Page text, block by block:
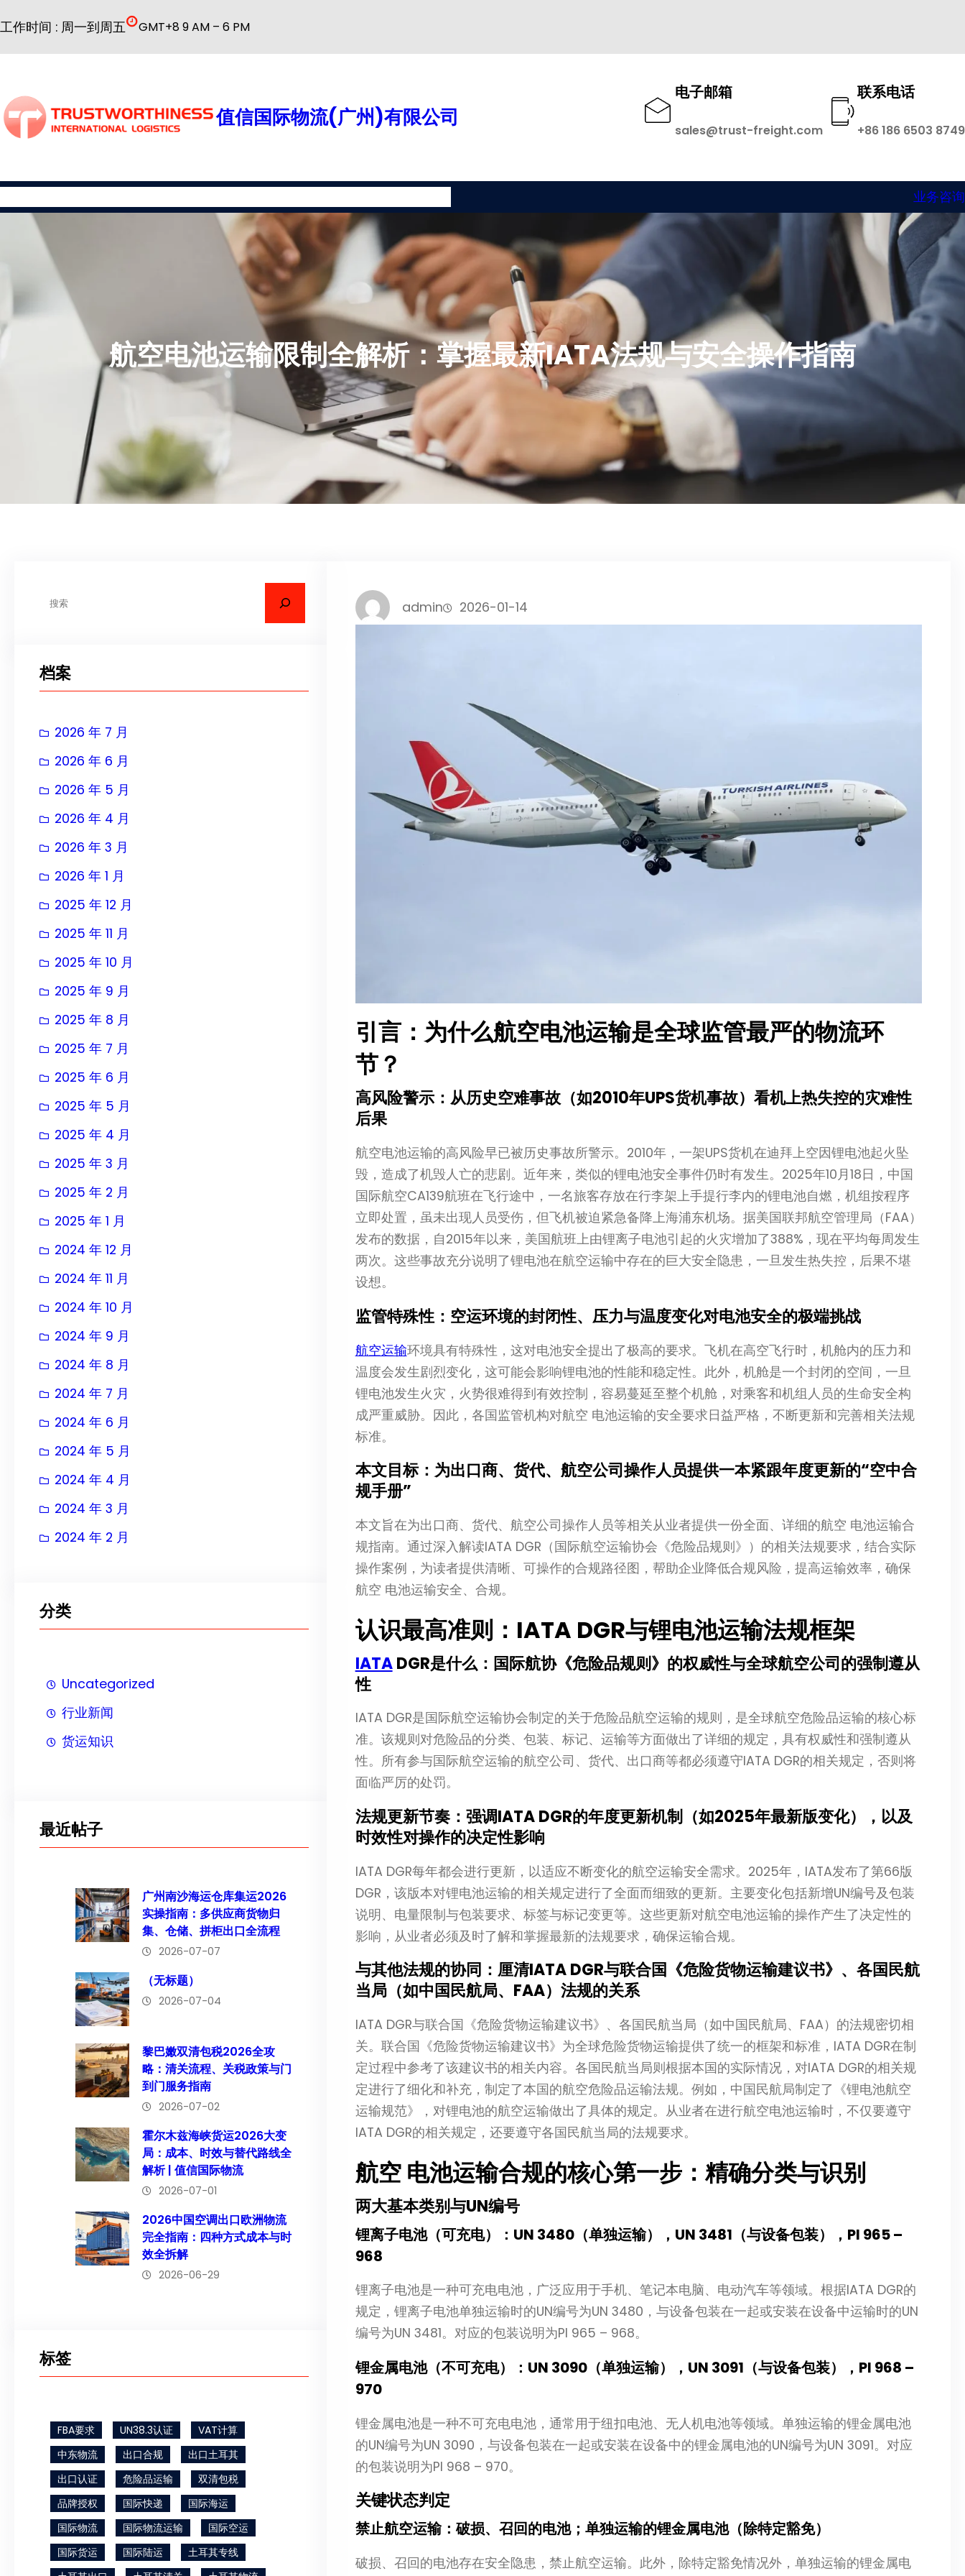
至
内
工作时间 : 周一到周五 GMT+8 9 AM – 6 PM
值信国际物流(广州)有限公司
电子邮箱
sales@trust-freight.com
联系电话
+86 186 6503 8749
业务咨询
航空电池运输限制全解析：掌握最新IATA法规与安全操作指南
档案
2026 年 7 月
2026 年 6 月
2026 年 5 月
2026 年 4 月
2026 年 3 月
2026 年 1 月
2025 年 12 月
2025 年 11 月
2025 年 10 月
2025 年 9 月
2025 年 8 月
2025 年 7 月
2025 年 6 月
2025 年 5 月
2025 年 4 月
2025 年 3 月
2025 年 2 月
2025 年 1 月
2024 年 12 月
2024 年 11 月
2024 年 10 月
2024 年 9 月
2024 年 8 月
2024 年 7 月
2024 年 6 月
2024 年 5 月
2024 年 4 月
2024 年 3 月
2024 年 2 月
分类
Uncategorized
行业新闻
货运知识
最近帖子
广州南沙海运仓库集运2026
实操指南：多供应商货物归
集、仓储、拼柜出口全流程
2026-07-07
（无标题）
2026-07-04
黎巴嫩双清包税2026全攻
略：清关流程、关税政策与门
到门服务指南
2026-07-02
霍尔木兹海峡货运2026大变
局：成本、时效与替代路线全
解析 | 值信国际物流
2026-07-01
2026中国空调出口欧洲物流
完全指南：四种方式成本与时
效全拆解
2026-06-29
标签
FBA要求 UN38.3认证
VAT计算
中东物流
出口合规
出口土耳其
出口认证
危险品运输
双清包税
品牌授权
国际快递
国际海运
国际物流
国际物流运输
国际空运
国际货运
国际陆运
土耳其专线
admin 2026-01-14
引言：为什么航空电池运输是全球监管最严的物流环
节？
高风险警示：从历史空难事故（如2010年UPS货机事故）看机上热失控的灾难性
后果
航空电池运输的高风险早已被历史事故所警示。2010年，一架UPS货机在迪拜上空因锂电池起火坠
毁，造成了机毁人亡的悲剧。近年来，类似的锂电池安全事件仍时有发生。2025年10月18日，中国
国际航空CA139航班在飞行途中，一名旅客存放在行李架上手提行李内的锂电池自燃，机组按程序
立即处置，虽未出现人员受伤，但飞机被迫紧急备降上海浦东机场。据美国联邦航空管理局（FAA）
发布的数据，自2015年以来，美国航班上由锂离子电池引起的火灾增加了388%，现在平均每周发生
两次。这些事故充分说明了锂电池在航空运输中存在的巨大安全隐患，一旦发生热失控，后果不堪
设想。
监管特殊性：空运环境的封闭性、压力与温度变化对电池安全的极端挑战
航空运输环境具有特殊性，这对电池安全提出了极高的要求。飞机在高空飞行时，机舱内的压力和
温度会发生剧烈变化，这可能会影响锂电池的性能和稳定性。此外，机舱是一个封闭的空间，一旦
锂电池发生火灾，火势很难得到有效控制，容易蔓延至整个机舱，对乘客和机组人员的生命安全构
成严重威胁。因此，各国监管机构对航空 电池运输的安全要求日益严格，不断更新和完善相关法规
标准。
本文目标：为出口商、货代、航空公司操作人员提供一本紧跟年度更新的“空中合
规手册”
本文旨在为出口商、货代、航空公司操作人员等相关从业者提供一份全面、详细的航空 电池运输合
规指南。通过深入解读IATA DGR（国际航空运输协会《危险品规则》）的相关法规要求，结合实际
操作案例，为读者提供清晰、可操作的合规路径图，帮助企业降低合规风险，提高运输效率，确保
航空 电池运输安全、合规。
认识最高准则：IATA DGR与锂电池运输法规框架
IATADGR是什么：国际航协《危险品规则》的权威性与全球航空公司的强制遵从
性
IATA DGR是国际航空运输协会制定的关于危险品航空运输的规则，是全球航空危险品运输的核心标
准。该规则对危险品的分类、包装、标记、运输等方面做出了详细的规定，具有权威性和强制遵从
性。所有参与国际航空运输的航空公司、货代、出口商等都必须遵守IATA DGR的相关规定，否则将
面临严厉的处罚。
法规更新节奏：强调IATA DGR的年度更新机制（如2025年最新版变化），以及
时效性对操作的决定性影响
IATA DGR每年都会进行更新，以适应不断变化的航空运输安全需求。2025年，IATA发布了第66版
DGR，该版本对锂电池运输的相关规定进行了全面而细致的更新。主要变化包括新增UN编号及包装
说明、电量限制与包装要求、标签与标记变更等。这些更新对航空电池运输的操作产生了决定性的
影响，从业者必须及时了解和掌握最新的法规要求，确保运输合规。
与其他法规的协同：厘清IATA DGR与联合国《危险货物运输建议书》、各国民航
当局（如中国民航局、FAA）法规的关系
IATA DGR与联合国《危险货物运输建议书》、各国民航当局（如中国民航局、FAA）的法规密切相
关。联合国《危险货物运输建议书》为全球危险货物运输提供了统一的框架和标准，IATA DGR在制
定过程中参考了该建议书的相关内容。各国民航当局则根据本国的实际情况，对IATA DGR的相关规
定进行了细化和补充，制定了本国的航空危险品运输法规。例如，中国民航局制定了《锂电池航空
运输规范》，对锂电池的航空运输做出了具体的规定。从业者在进行航空电池运输时，不仅要遵守
IATA DGR的相关规定，还要遵守各国民航当局的法规要求。
航空 电池运输合规的核心第一步：精确分类与识别
两大基本类别与UN编号
锂离子电池（可充电）：UN 3480（单独运输），UN 3481（与设备包装），PI 965 –
968
锂离子电池是一种可充电电池，广泛应用于手机、笔记本电脑、电动汽车等领域。根据IATA DGR的
规定，锂离子电池单独运输时的UN编号为UN 3480，与设备包装在一起或安装在设备中运输时的UN
编号为UN 3481。对应的包装说明为PI 965 – 968。
锂金属电池（不可充电）：UN 3090（单独运输），UN 3091（与设备包装），PI 968 –
970
锂金属电池是一种不可充电电池，通常用于纽扣电池、无人机电池等领域。单独运输的锂金属电池
的UN编号为UN 3090，与设备包装在一起或安装在设备中的锂金属电池的UN编号为UN 3091。对应
的包装说明为PI 968 – 970。
关键状态判定
禁止航空运输：破损、召回的电池；单独运输的锂金属电池（除特定豁免）
破损、召回的电池存在安全隐患，禁止航空运输。此外，除特定豁免情况外，单独运输的锂金属电